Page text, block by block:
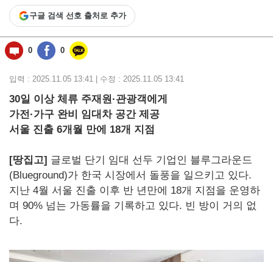
동)
구글 검색 선호 출처로 추가
0 0
입력 : 2025.11.05 13:41 | 수정 : 2025.11.05 13:41
30일 이상 체류 주재원·관광객에게
가전·가구 완비 임대차 공간 제공
서울 진출 6개월 만에 18개 지점
[땅집고] 글로벌 단기 임대 선두 기업인 블루그라운드
(Blueground)가 한국 시장에서 돌풍을 일으키고 있다.
지난 4월 서울 진출 이후 반 년만에 18개 지점을 운영하
며 90% 넘는 가동률을 기록하고 있다. 빈 방이 거의 없
다.